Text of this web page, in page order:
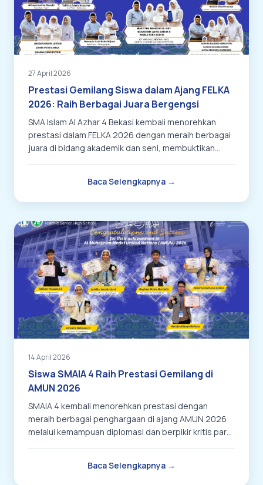
27 April 2026
Prestasi Gemilang Siswa dalam Ajang FELKA
2026: Raih Berbagai Juara Bergengsi
SMA Islam Al Azhar 4 Bekasi kembali menorehkan
prestasi dalam FELKA 2026 dengan meraih berbagai
juara di bidang akademik dan seni, membuktikan
Baca Selengkapnya →
14 April 2026
Siswa SMAIA 4 Raih Prestasi Gemilang di
AMUN 2026
SMAIA 4 kembali menorehkan prestasi dengan
meraih berbagai penghargaan di ajang AMUN 2026
melalui kemampuan diplomasi dan berpikir kritis para
Baca Selengkapnya →